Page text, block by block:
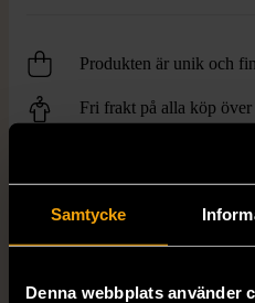
Samtycke
Denna webbplats använder
Produkten är unik och
Fri frakt på alla köp över